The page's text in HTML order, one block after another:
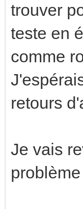
trouver
teste en
comme
retours
Je vais